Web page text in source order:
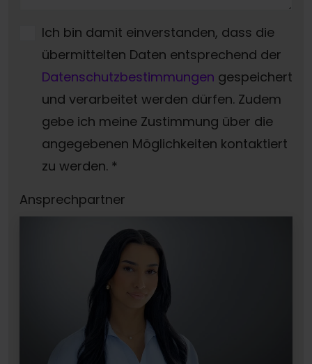
Ich bin damit einverstanden, dass die
übermittelten Daten entsprechend der
Datenschutzbestimmungen gespeichert
und verarbeitet werden dürfen. Zudem
gebe ich meine Zustimmung über die
angegebenen Möglichkeiten kontaktiert
zu werden. *
Ansprechpartner